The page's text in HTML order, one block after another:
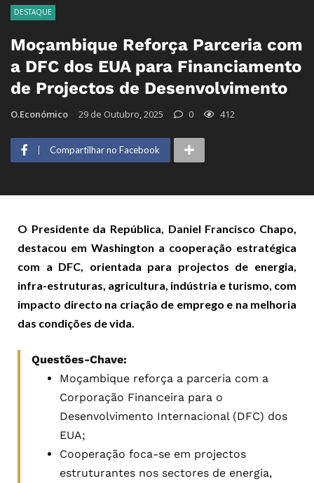
DESTAQUE
Moçambique Reforça Parceria com
a DFC dos EUA para Financiamento
de Projectos de Desenvolvimento
O.Económico 29 de Outubro, 2025 0 412
Compartilhar no Facebook
O Presidente da República, Daniel Francisco Chapo,
destacou em Washington a cooperação estratégica
com a DFC, orientada para projectos de energia,
infra-estruturas, agricultura, indústria e turismo, com
impacto directo na criação de emprego e na melhoria
das condições de vida.
Questões-Chave:
Moçambique reforça a parceria com a
Corporação Financeira para o
Desenvolvimento Internacional (DFC) dos
EUA;
Cooperação foca-se em projectos
estruturantes nos sectores de energia,